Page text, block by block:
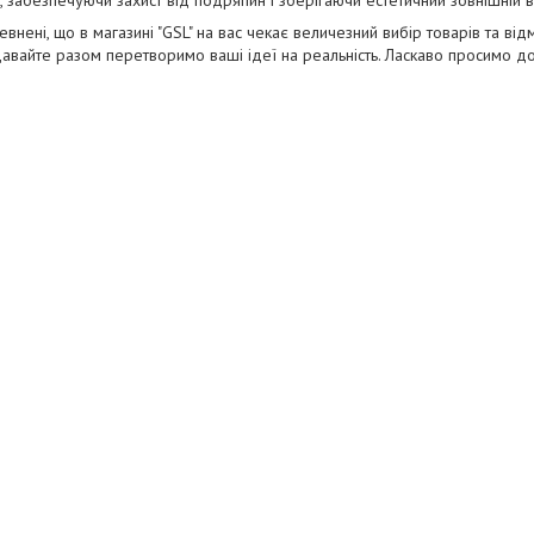
що в магазині "GSL" на вас чекає величезний вибір товарів та
разом перетворимо ваші ідеї на реальність. Ласкаво просимо